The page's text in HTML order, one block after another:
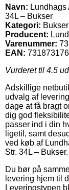
Navn: Lundhags
34L – Bukser
Kategori: Bukser
Producent:
Varenummer:
EAN:
Vurderet til 4.5
Adskillige
udvalg af
dage at få bragt
dig god
passer ind i din
ligetil, samt
ved køb af
Str. 34L – Bukser.
Du bør på
levering hjem til
Leveringstypen